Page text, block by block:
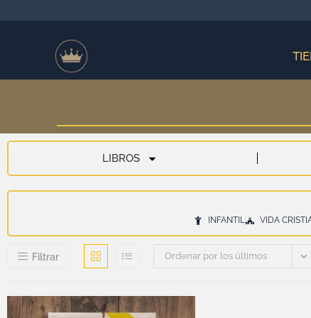
LIBROS
INFANTIL VIDA
Filtrar Ordenar por los últimos